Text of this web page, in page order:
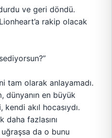
ve geri döndü.
rakip olacak
tam olarak anlayamadı.
dünyanın en büyük
akıl hocasıydı.
daha fazlasını
da o bunu